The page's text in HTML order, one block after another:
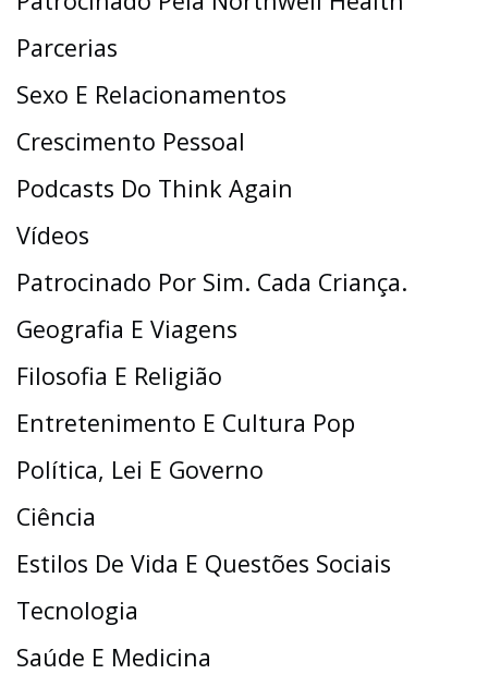
Parcerias
Sexo E Relacionamentos
Crescimento Pessoal
Podcasts Do Think Again
Vídeos
Patrocinado Por Sim. Cada Criança.
Geografia E Viagens
Filosofia E Religião
Entretenimento E Cultura Pop
Política, Lei E Governo
Ciência
Estilos De Vida E Questões Sociais
Tecnologia
Saúde E Medicina